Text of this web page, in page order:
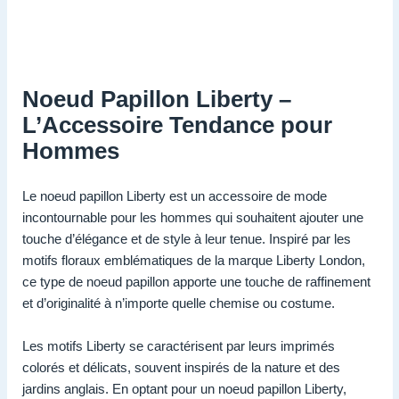
Noeud Papillon Liberty –
L’Accessoire Tendance pour
Hommes
Le noeud papillon Liberty est un accessoire de mode
incontournable pour les hommes qui souhaitent ajouter une
touche d’élégance et de style à leur tenue. Inspiré par les
motifs floraux emblématiques de la marque Liberty London,
ce type de noeud papillon apporte une touche de raffinement
et d’originalité à n’importe quelle chemise ou costume.
Les motifs Liberty se caractérisent par leurs imprimés
colorés et délicats, souvent inspirés de la nature et des
jardins anglais. En optant pour un noeud papillon Liberty,